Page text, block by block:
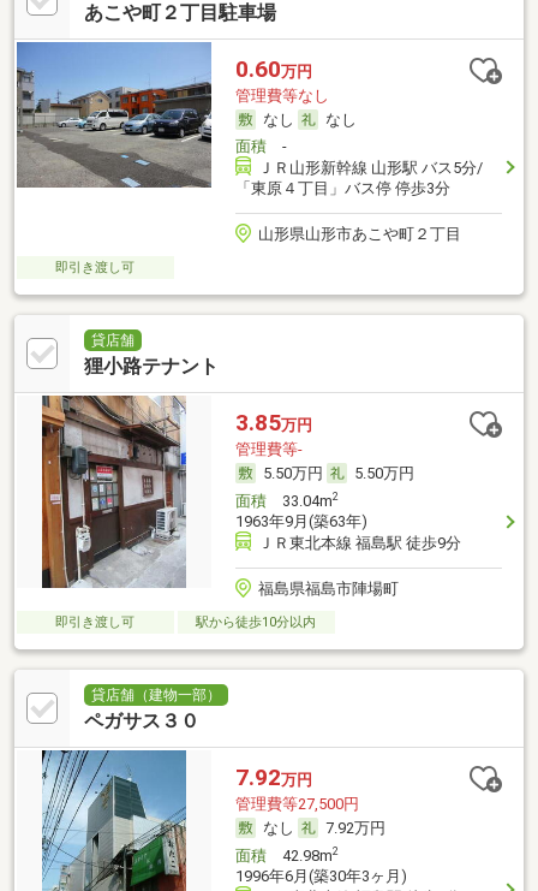
あこや町２丁目駐車場
0.60万円
管理費等なし
なし
なし
面積-
ＪＲ山形新幹線 山形駅 バス5分/
「東原４丁目」バス停 停歩3分
山形県山形市あこや町２丁目
即引き渡し可
貸店舗
狸小路テナント
3.85万円
管理費等-
5.50万円
5.50万円
面積33.04m2
1963年9月(築63年)
ＪＲ東北本線 福島駅 徒歩9分
福島県福島市陣場町
即引き渡し可 駅から徒歩10分以内
貸店舗（建物一部）
ペガサス３０
7.92万円
管理費等27,500円
なし
7.92万円
面積42.98m2
1996年6月(築30年3ヶ月)